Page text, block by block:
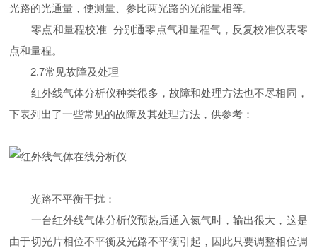
光路的光通量，使测量、参比两光路的光能量相等。
零点和量程校准 分别通零点气和量程气，反复校准仪表零
点和量程。
2.7常见故障及处理
红外线气体分析仪种类很多，故障和处理方法也不尽相同，
下表列出了一些常见的故障及其处理方法，供参考：
光路不平衡干扰：
一台红外线气体分析仪预热后通入氮气时，输出很大，这是
由于切光片相位不平衡及光路不平衡引起，因此只要调整相位调